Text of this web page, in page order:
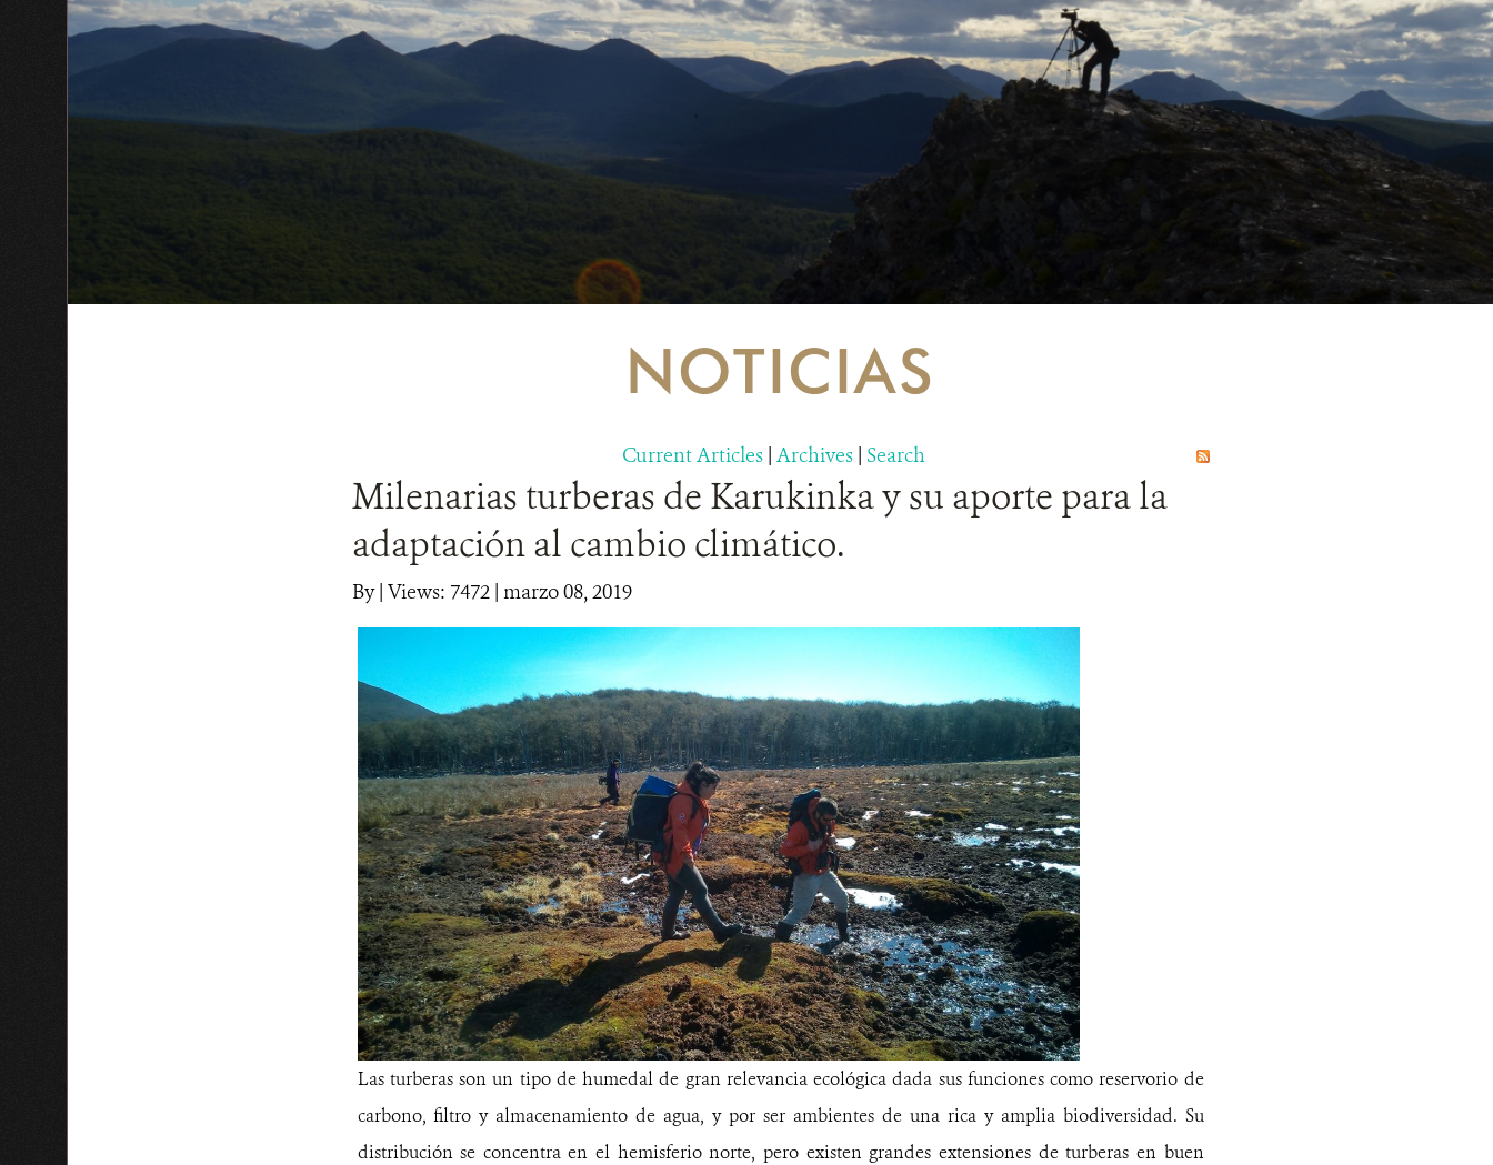
NOTICIAS
Current Articles | Archives | Search
Milenarias turberas de Karukinka y su aporte para la
adaptación al cambio climático.
By| Views: 7472| marzo 08, 2019
Las turberas son un tipo de humedal de gran relevancia ecológica dada sus funciones como reservorio de
carbono, filtro y almacenamiento de agua, y por ser ambientes de una rica y amplia biodiversidad. Su
distribución se concentra en el hemisferio norte, pero existen grandes extensiones de turberas en buen